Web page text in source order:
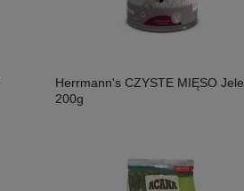
Herrmann's CZYSTE MIĘSO
200g